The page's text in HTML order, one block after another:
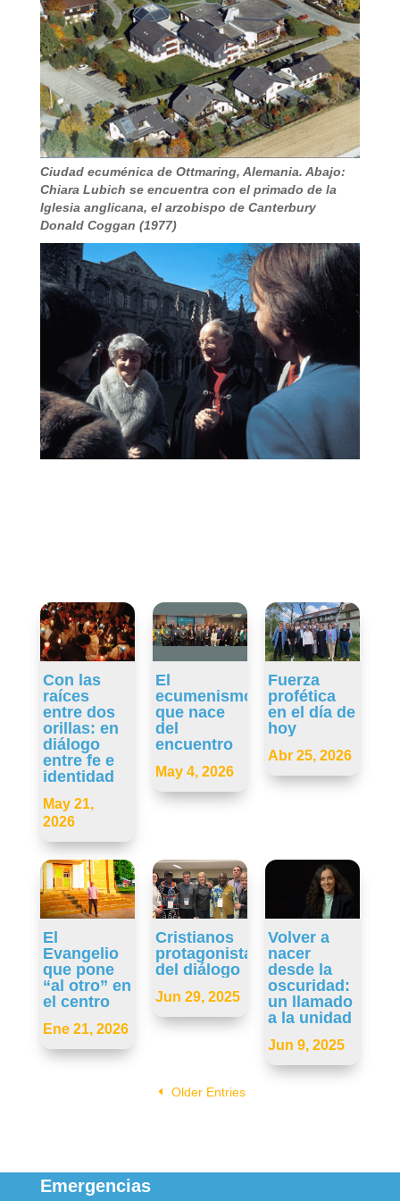
Ciudad ecuménica de Ottmaring, Alemania. Abajo:
Chiara Lubich se encuentra con el primado de la
Iglesia anglicana, el arzobispo de Canterbury
Donald Coggan (1977)
Con las
raíces
entre dos
orillas: en
diálogo
entre fe e
identidad
May 21,
2026
El
ecumenismo
que nace
del
encuentro
May 4, 2026
Fuerza
profética
en el día de
hoy
Abr 25, 2026
El
Evangelio
que pone
“al otro” en
el centro
Ene 21, 2026
Cristianos
protagonistas
del diálogo
Jun 29, 2025
Volver a
nacer
desde la
oscuridad:
un llamado
a la unidad
Jun 9, 2025
Older Entries
Emergencias